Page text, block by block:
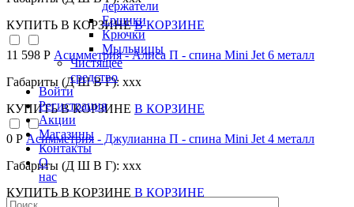
держатели
Ершики
Крючки
Мыльницы
Чистящее
средство
Войти
Регистрация
Акции
Магазины
Контакты
О
нас
КУПИТЬ В КОРЗИНЕ В КОРЗИНЕ
11 598 Р Асимметрия - Алиса П - спина Mini Jet 6 металл
Габариты (Д Ш В Г): xxx
КУПИТЬ В КОРЗИНЕ В КОРЗИНЕ
0 Р Асимметрия - Джулианна П - спина Mini Jet 4 металл
Габариты (Д Ш В Г): xxx
КУПИТЬ В КОРЗИНЕ В КОРЗИНЕ